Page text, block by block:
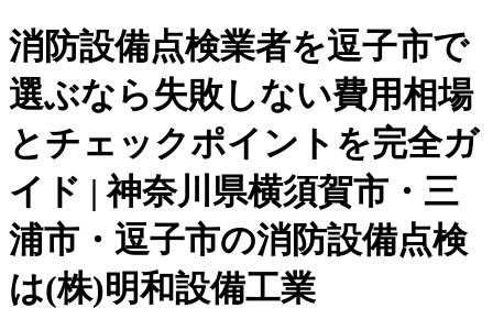
消防設備点検業者を逗子市で
選ぶなら失敗しない費用相場
とチェックポイントを完全ガ
イド | 神奈川県横須賀市・三
浦市・逗子市の消防設備点検
は(株)明和設備工業